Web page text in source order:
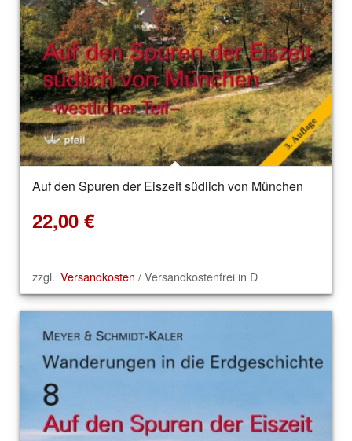
Auf den Spuren der Eiszeit südlich von München
22,00 €
zzgl. Versandkosten / Versandkostenfrei in D